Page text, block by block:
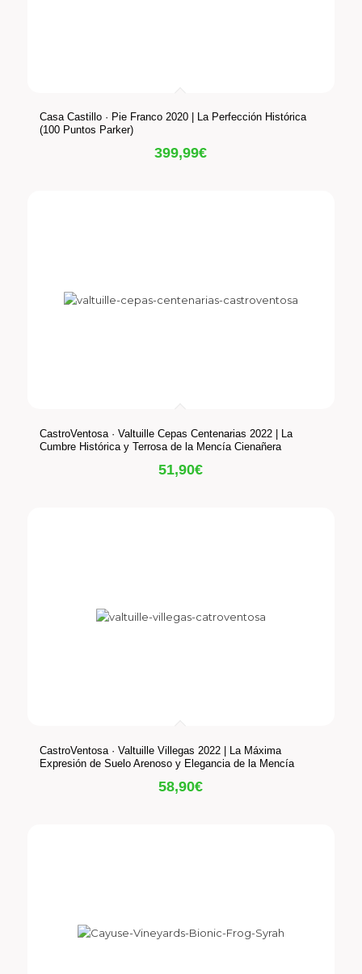
Casa Castillo · Pie Franco 2020 | La Perfección Histórica
(100 Puntos Parker)
399,99€
CastroVentosa · Valtuille Cepas Centenarias 2022 | La
Cumbre Histórica y Terrosa de la Mencía Cienañera
51,90€
CastroVentosa · Valtuille Villegas 2022 | La Máxima
Expresión de Suelo Arenoso y Elegancia de la Mencía
58,90€